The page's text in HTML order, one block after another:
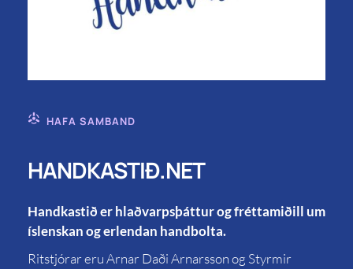
HAFA SAMBAND
HANDKASTIÐ.NET
Handkastið er hlaðvarpsþáttur og fréttamiðill um
íslenskan og erlendan handbolta.
Ritstjórar eru Arnar Daði Arnarsson og Styrmir